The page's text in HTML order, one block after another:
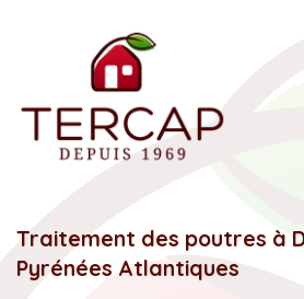
Traitement des poutres à
Pyrénées Atlantiques